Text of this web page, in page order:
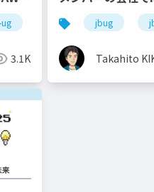
#2
aws
3.1K
マネジメント〜
#0@2023.03.14)
jbug
Takahito